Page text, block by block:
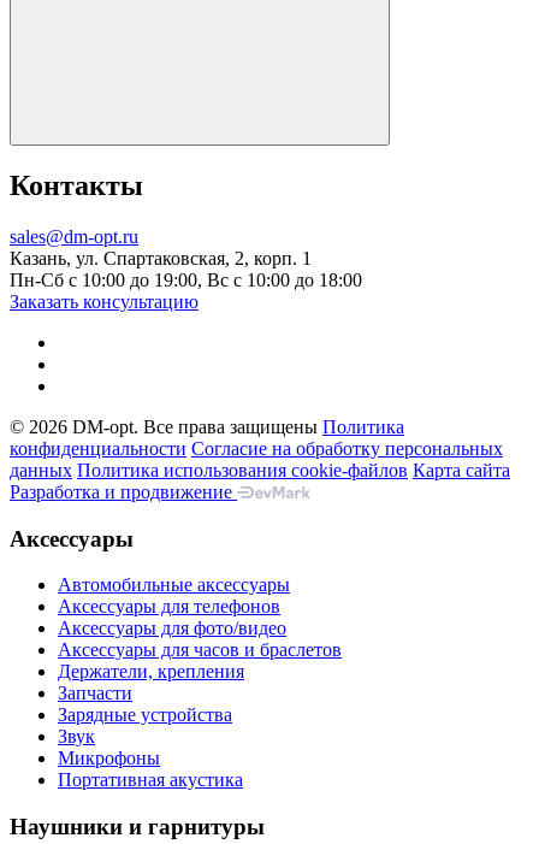
Контакты
sales@dm-opt.ru
Казань, ул. Спартаковская, 2, корп. 1
Пн-Сб с 10:00 до 19:00, Вс с 10:00 до 18:00
Заказать консультацию
© 2026 DM-opt. Все права защищены Политика
конфиденциальности Согласие на обработку персональных
данных Пoлитикa иcпoльзoвaния cookie-фaйлoв Карта сайта
Разработка и продвижение
Аксессуары
Автомобильные аксессуары
Аксессуары для телефонов
Аксессуары для фото/видео
Аксессуары для часов и браслетов
Держатели, крепления
Запчасти
Зарядные устройства
Звук
Микрофоны
Портативная акустика
Наушники и гарнитуры